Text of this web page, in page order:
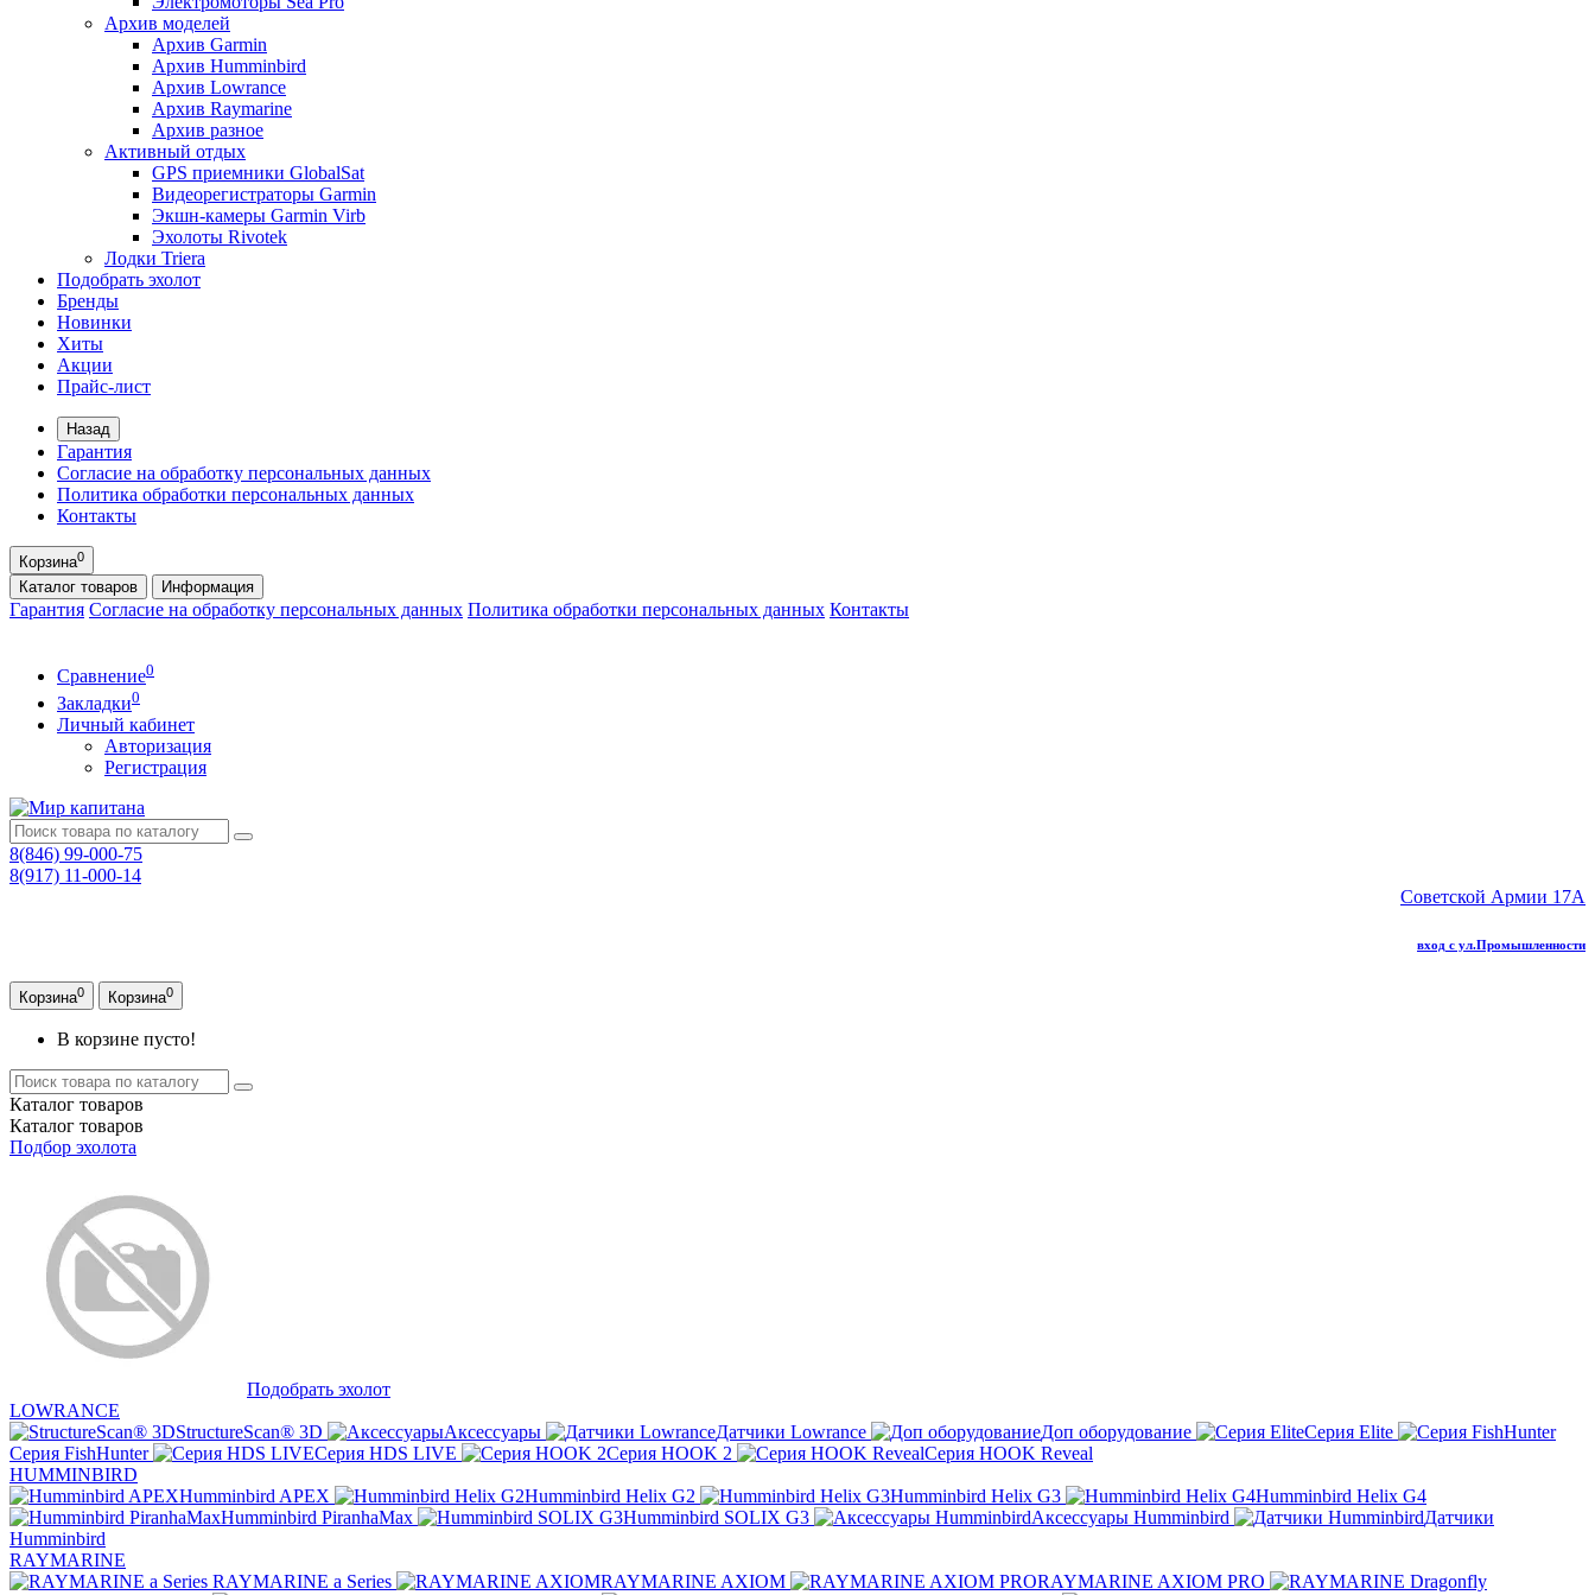
Архив моделей
Архив Garmin
Архив Humminbird
Архив Lowrance
Архив Raymarine
Архив разное
Активный отдых
GPS приемники GlobalSat
Видеорегистраторы Garmin
Экшн-камеры Garmin Virb
Эхолоты Rivotek
Лодки Triera
Подобрать эхолот
Бренды
Новинки
Хиты
Акции
Прайс-лист
Назад
Гарантия
Согласие на обработку персональных данных
Политика обработки персональных данных
Контакты
Корзина0
Каталог товаров Информация
Гарантия Согласие на обработку персональных данных Политика обработки персональных данных Контакты
Сравнение0
Закладки0
Личный кабинет
Авторизация
Регистрация
8(846) 99-000-75
8(917) 11-000-14
Советской Армии 17А
вход с ул.Промышленности
Корзина0 Корзина0
В корзине пусто!
Каталог товаров
Каталог товаров
Подбор эхолота
Подобрать эхолот
LOWRANCE
StructureScan® 3D
Аксессуары Датчики Lowrance Доп оборудование
Серия Elite
Серия FishHunter
Серия HDS LIVE Серия HOOK 2
Серия HOOK Reveal
HUMMINBIRD
Humminbird APEX
Humminbird Helix G2 Humminbird Helix G3
Humminbird Helix G4
Humminbird PiranhaMax
Humminbird SOLIX G3 Аксессуары Humminbird
Датчики
Humminbird
RAYMARINE
RAYMARINE a Series
RAYMARINE AXIOM
RAYMARINE AXIOM PRO